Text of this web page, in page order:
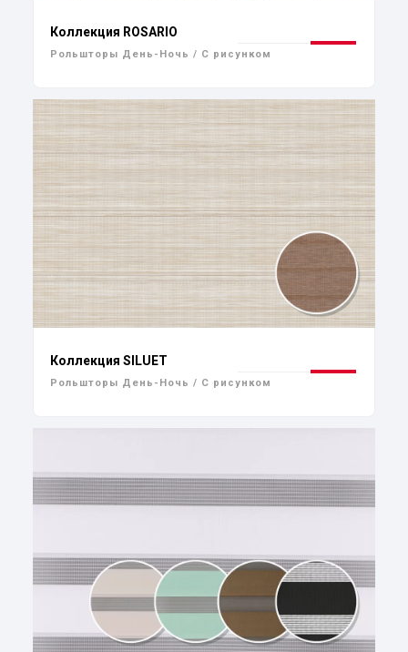
Коллекция ROSARIO
Рольшторы День-Ночь / С рисунком
Коллекция SILUET
Рольшторы День-Ночь / С рисунком